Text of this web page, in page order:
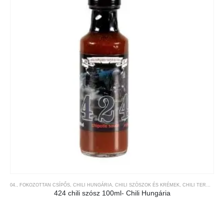
04., FOKOZOTTAN CSÍPŐS, CHILI HUNGÁRIA, CHILI SZÓSZOK ÉS KRÉMEK, CHILI TERMÉKEK
424 chili szósz 100ml- Chili Hungária